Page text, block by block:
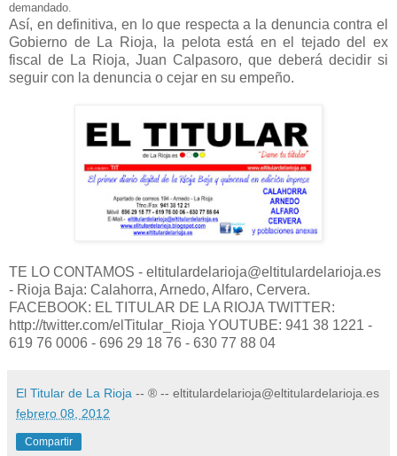
demandado.
Así, en definitiva, en lo que respecta a la denuncia contra el
Gobierno de La Rioja, la pelota está en el tejado del ex
fiscal de La Rioja, Juan Calpasoro, que deberá decidir si
seguir con la denuncia o cejar en su empeño.
TE LO CONTAMOS - eltitulardelarioja@eltitulardelarioja.es
- Rioja Baja: Calahorra, Arnedo, Alfaro, Cervera.
FACEBOOK: EL TITULAR DE LA RIOJA TWITTER:
http://twitter.com/elTitular_Rioja YOUTUBE: 941 38 1221 -
619 76 0006 - 696 29 18 76 - 630 77 88 04
El Titular de La Rioja -- ® -- eltitulardelarioja@eltitulardelarioja.es
febrero 08, 2012
Compartir